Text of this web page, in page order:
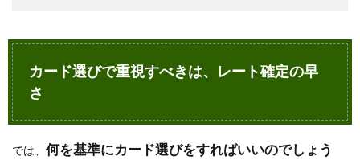
カード選びで重視すべきは、レート確定の早
さ
では、 何を基準にカード選びをすればいいのでしょう